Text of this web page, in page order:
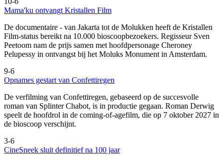
Mama'ku ontvangt Kristallen Film
De documentaire - van Jakarta tot de Molukken heeft de Kristallen
Film-status bereikt na 10.000 bioscoopbezoekers. Regisseur Sven
Peetoom nam de prijs samen met hoofdpersonage Cheroney
Pelupessy in ontvangst bij het Moluks Monument in Amsterdam.
9-6
Opnames gestart van Confettiregen
De verfilming van Confettiregen, gebaseerd op de succesvolle
roman van Splinter Chabot, is in productie gegaan. Roman Derwig
speelt de hoofdrol in de coming-of-agefilm, die op 7 oktober 2027 in
de bioscoop verschijnt.
3-6
CineSneek sluit definitief na 100 jaar